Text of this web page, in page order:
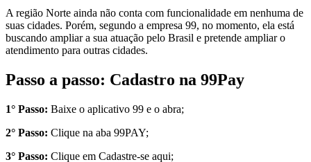
A região Norte ainda não conta com funcionalidade em nenhuma de
suas cidades. Porém, segundo a empresa 99, no momento, ela está
buscando ampliar a sua atuação pelo Brasil e pretende ampliar o
atendimento para outras cidades.
Passo a passo: Cadastro na 99Pay
1° Passo: Baixe o aplicativo 99 e o abra;
2° Passo: Clique na aba 99PAY;
3° Passo: Clique em Cadastre-se aqui;